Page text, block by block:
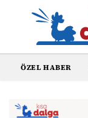
ÖZEL HABER